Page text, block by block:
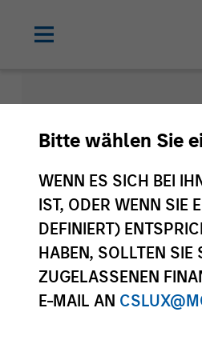
Bitte wählen Sie
WENN ES SICH BEI
IST, ODER WENN SIE
DEFINIERT)
HABEN, SOLLTEN SIE
ZUGELASSENEN
E-MAIL AN